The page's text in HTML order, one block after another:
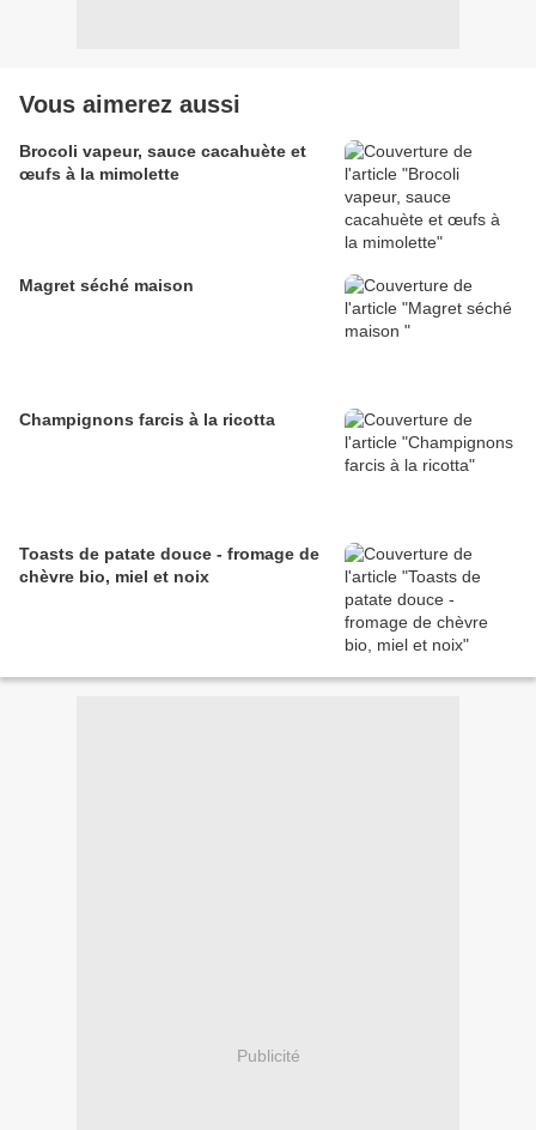
Vous aimerez aussi
Brocoli vapeur, sauce cacahuète et
œufs à la mimolette
Magret séché maison
Champignons farcis à la ricotta
Toasts de patate douce - fromage de
chèvre bio, miel et noix
Publicité